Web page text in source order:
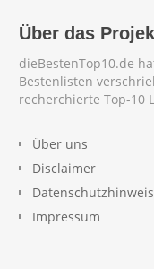
Über das
dieBestenTop10.de
Bestenlisten
recherchierte Top-10
Über uns
Disclaimer
Impressum